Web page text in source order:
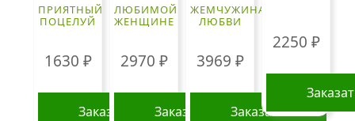
ПРИЯТНЫЙ
ПОЦЕЛУЙ
1630 ₽
Заказать
ЛЮБИМОЙ
ЖЕНЩИНЕ
2970 ₽
Заказать
ЖЕМЧУЖИНА
ЛЮБВИ
3969 ₽
Заказать
2250 ₽